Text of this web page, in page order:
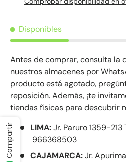
Disponibles
Antes de comprar, consulta la
nuestros almacenes por
producto está agotado,
reposición. Además, ¡te
tiendas físicas para descubrir
LIMA:Jr. Paruro 1359-
966368503
CAJAMARCA:Jr.
Compartir